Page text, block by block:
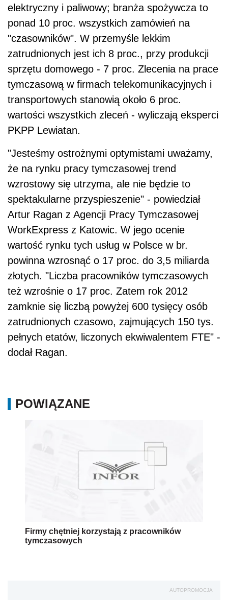
"Jesteśmy ostrożnymi optymistami uważamy,
że na rynku pracy tymczasowej trend
wzrostowy się utrzyma, ale nie będzie to
spektakularne przyspieszenie" - powiedział
Artur Ragan z Agencji Pracy Tymczasowej
WorkExpress z Katowic. W jego ocenie
wartość rynku tych usług w Polsce w br.
powinna wzrosnąć o 17 proc. do 3,5 miliarda
też wzrośnie o 17 proc. Zatem rok 2012
zamknie się liczbą powyżej 600 tysięcy osób
zatrudnionych czasowo, zajmujących 150 tys.
pełnych etatów, liczonych ekwiwalentem FTE" -
dodał Ragan.
POWIĄZANE
tymczasowych